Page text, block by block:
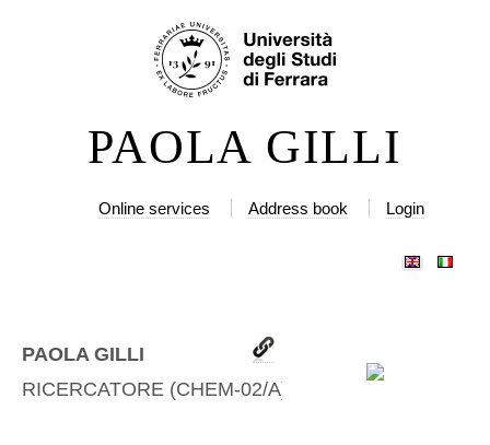
PAOLA GILLI
Online services Address book Login
PAOLA GILLI
RICERCATORE (CHEM-02/A)